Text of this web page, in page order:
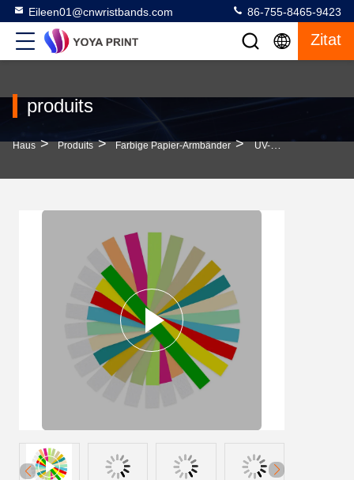
Eileen01@cnwristbands.com 86-755-8465-9423
Zitat
produits
Haus > Produits > Farbige Papier-Armbänder > UV-Beständige Festival-Papier-Armbänder, Synthetischer Druck Tyvek-Armband